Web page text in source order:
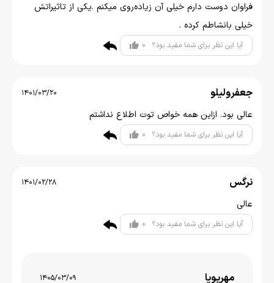
فراوان دوست دارم خیلی آن زیاده‌روی میکنم .یکی از تاثیراتش
خیلی بانشاطم کرده .
آیا این نظر برای شما مفید بود؟ 0
جعفرولیلو 1401/03/20
عالی بود. ازاین همه خواص توت اطلاع نداشتم
آیا این نظر برای شما مفید بود؟ 0
نرگس 1401/02/28
عالی
آیا این نظر برای شما مفید بود؟ 0
مهرپویا 1405/03/09